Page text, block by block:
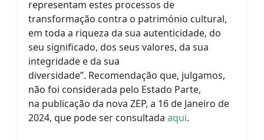
representam estes processos de
transformação contra o património cultural,
em toda a riqueza da sua autenticidade, do
seu significado, dos seus valores, da sua
integridade e da sua
diversidade”. Recomendação que, julgamos,
não foi considerada pelo Estado Parte,
na publicação da nova ZEP, a 16 de Janeiro de
2024, que pode ser consultada aqui.